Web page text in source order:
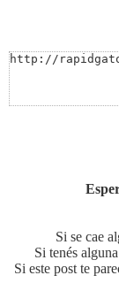
http://
Si se cae
Si tenés
Si este post te